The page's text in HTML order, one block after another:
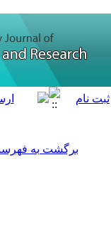
برگشت به